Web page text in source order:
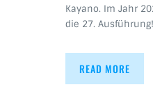
Kayano. Im Jahr
die 27.
READ MORE